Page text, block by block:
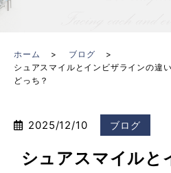
ホーム
ブログ
シュアスマイルとインビザラインの違
どっち？
2025/12/10 ブログ
シュアスマイルと